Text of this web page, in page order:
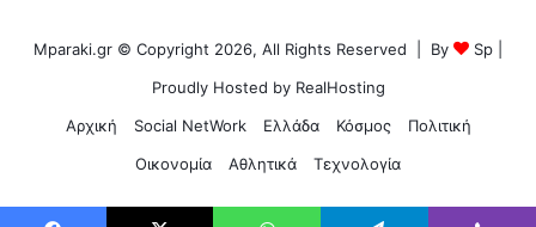
Mparaki.gr © Copyright 2026, All Rights Reserved | By Sp
Proudly Hosted by RealHosting
Αρχική
Social NetWork Ελλάδα Κόσμος
Πολιτική
Οικονομία
Αθλητικά Τεχνολογία